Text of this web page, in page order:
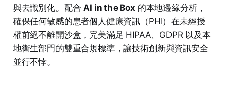
與去識別化。配合AI in the Box 的本地邊緣分析，
確保任何敏感的患者個人健康資訊（PHI）在未經授
權前絕不離開沙盒，完美滿足 HIPAA、GDPR 以及本
地衛生部門的雙重合規標準，讓技術創新與資訊安全
並行不悖。